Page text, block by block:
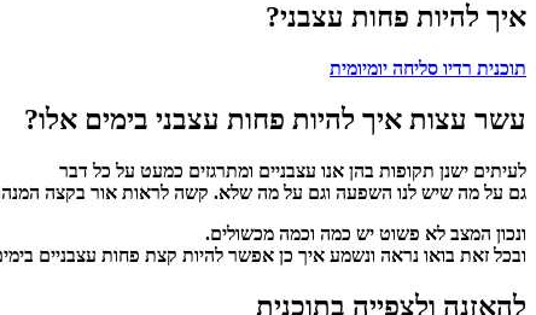
איך להיות פחות עצבני?
תוכנית רדיו סליחה יומיומית
עשר עצות איך להיות פחות עצבני בימים אלו?
לעיתים ישנן תקופות בהן אנו עצבניים ומתרגזים כמעט על כל דבר
גם על מה שיש לנו השפעה וגם על מה שלא. קשה לראות אור בקצה
ונכון המצב לא פשוט יש כמה וכמה מכשולים.
ובכל זאת בואו נראה ונשמע איך כן אפשר להיות קצת פחות עצבניים
להאזנה ולצפייה בתוכנית